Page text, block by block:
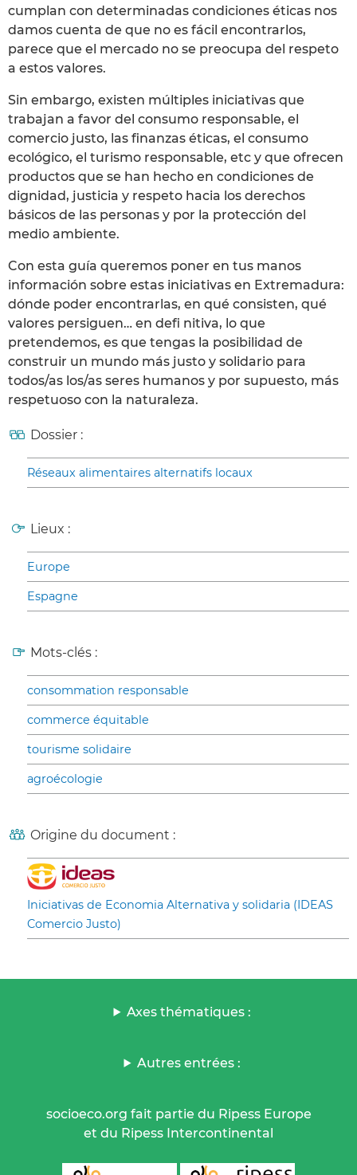
cumplan con determinadas condiciones éticas nos
damos cuenta de que no es fácil encontrarlos,
parece que el mercado no se preocupa del respeto
a estos valores.
Sin embargo, existen múltiples iniciativas que
trabajan a favor del consumo responsable, el
comercio justo, las finanzas éticas, el consumo
ecológico, el turismo responsable, etc y que ofrecen
productos que se han hecho en condiciones de
dignidad, justicia y respeto hacia los derechos
básicos de las personas y por la protección del
medio ambiente.
Con esta guía queremos poner en tus manos
información sobre estas iniciativas en Extremadura:
dónde poder encontrarlas, en qué consisten, qué
valores persiguen… en defi nitiva, lo que
pretendemos, es que tengas la posibilidad de
construir un mundo más justo y solidario para
todos/as los/as seres humanos y por supuesto, más
respetuoso con la naturaleza.
Dossier :
Réseaux alimentaires alternatifs locaux
Lieux :
Europe
Espagne
Mots-clés :
consommation responsable
commerce équitable
tourisme solidaire
agroécologie
Origine du document :
Iniciativas de Economia Alternativa y solidaria (IDEAS
Comercio Justo)
Axes thématiques :
Autres entrées :
socioeco.org fait partie du Ripess Europe
et du Ripess Intercontinental